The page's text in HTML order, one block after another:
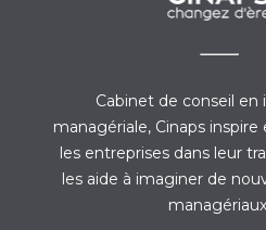
Cabinet de conseil en
managériale, Cinaps
les entreprises dans leur
les aide à imaginer de